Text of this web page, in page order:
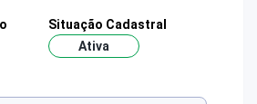
Situação Cadastral
Ativa